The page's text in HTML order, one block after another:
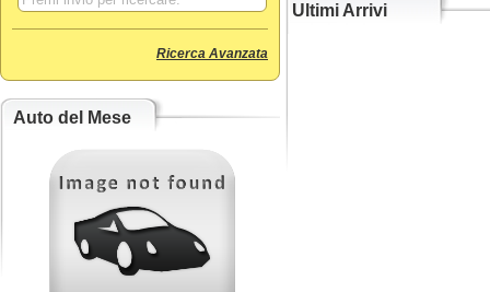
Ricerca Avanzata
Auto del Mese
Ultimi Arrivi